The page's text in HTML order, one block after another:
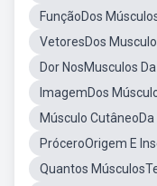
FunçãoDos
VetoresDos
Dor NosMusculos
ImagemDos
Músculo CutâneoDa
PróceroOrigem E
Quantos